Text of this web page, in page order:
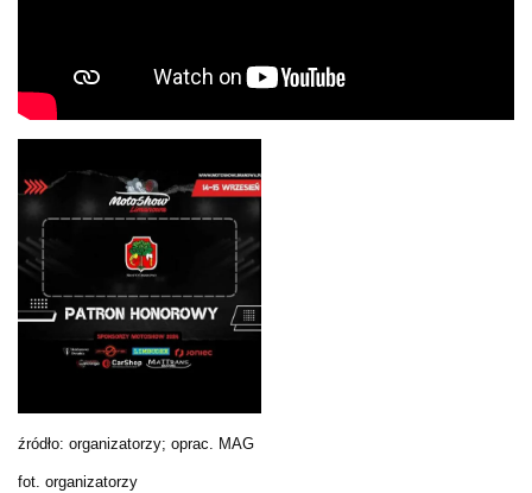
źródło: organizatorzy; oprac. MAG
fot. organizatorzy